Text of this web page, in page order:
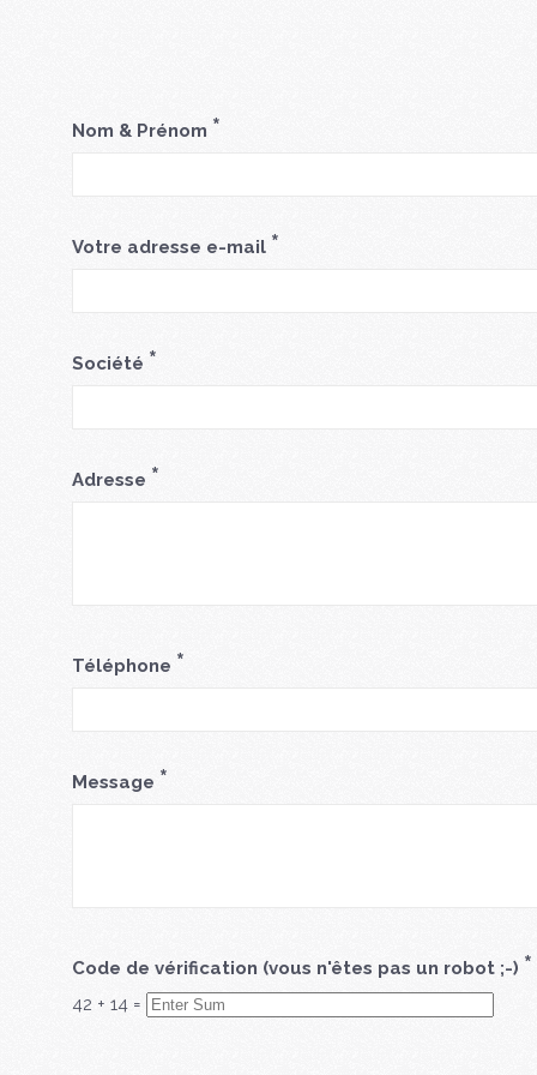
Nom & Prénom *
Votre adresse e-mail *
Société *
Adresse *
Téléphone *
Message *
Code de vérification (vous n'êtes pas un robot ;-) *
42 + 14 =